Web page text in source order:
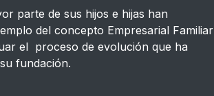
parte de sus hijos e hijas han
del concepto Empresarial Familiar
el proceso de evolución que ha
fundación.